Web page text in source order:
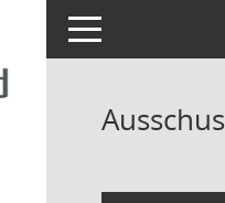
Toggle navigation